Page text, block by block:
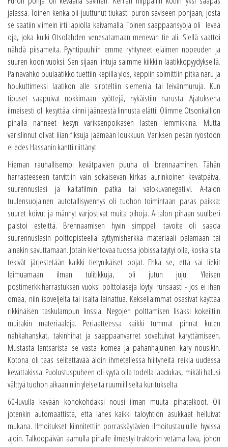
jalassa. Toinen kenkä oli juuttunut tiukasti puron saviseen pohjaan, josta
se saatiin viimein irti lapiolla kaivamalla. Toinen saappaansyöjä oli leveä
oja, joka kulki Otsolahden venesatamaan menevän tie ali. Siellä saattoi
nähdä piisameita. Pyyntipuuhiin emme ryhtyneet eläimen nopeuden ja
suuren koon vuoksi. Sen sijaan lintuja saimme kiikkiin laatikkopyydyksellä.
Painavahko puulaatikko tuettiin kepillä ylös, keppiin solmittiin pitkä naru ja
houkuttimeksi laatikon alle siroteltiin siemeniä tai leivänmuruja. Kun
tipuset saapuivat nokkimaan syöttejä, nykäistiin narusta. Ajatuksena
ilmeisesti oli kesyttää kiinni jääneestä linnusta elätti. Olimme Otsonkallion
pihalla nähneet kesyn variksenpoikasen lasten lemmikkinä. Mutta
varislinnut olivat liian fiksuja jäämään loukkuun. Variksen pesän ryöstöön
ei edes Hassanin kantti riittänyt.
Hieman rauhallisempi kevätpäivien puuha oli brennaaminen. Tähän
harrasteeseen tarvittiin vain sokaisevan kirkas aurinkoinen kevätpäivä,
suurennuslasi ja kaitafilmin pätkä tai valokuvanegatiivi. A-talon
tuulensuojainen autotallisyvennys oli tuohon toimintaan paras paikka:
suuret koivut ja männyt varjostivat muita pihoja. A-talon pihaan suulberi
paistoi esteittä. Brennaamisen hyvin simppeli tavoite oli saada
suurennuslasin polttopisteellä syttymisherkkä materiaali palamaan tai
ainakin savuttamaan. Jotain kiehtovaa tuossa jobissa täytyi olla, koska sitä
tekivät järjestetään kaikki tietynikäiset pojat. Ehkä se, että sai liekit
leimuamaan ilman tulitikkuja, oli jutun juju. Yleisen
postimerkkiharrastuksen vuoksi polttolaseja löytyi runsaasti - jos ei ihan
omaa, niin isoveljeltä tai isältä lainattua. Kekseliäimmät osasivat käyttää
rikkinäisen taskulampun linssiä. Negojen polttamisen lisäksi kokeiltiin
muitakin materiaaleja. Periaatteessa kaikki tummat pinnat kuten
nahkahanskat, takinhihat ja saappaanvarret soveltuivat käryttämiseen.
Mustasta lantsarista se vasta komea ja pahanhajuinen käry nousikin.
Kotona oli taas selitettävää äidin ihmetellessä hiiltyneitä reikiä uudessa
kevättakissa. Puolustuspuheen oli syytä olla todella laadukas, mikäli halusi
välttyä tuohon aikaan niin yleiseltä ruumiilliselta kuritukselta.
60-luvulla kevään kohokohdaksi nousi ilman muuta pihatalkoot. Oli
jotenkin automaattista, että lähes kaikki taloyhtiön asukkaat heiluivat
mukana. Ilmoitukset kiinnitettiin porraskäytävien ilmoitustauluille hyvissä
ajoin. Talkoopäivän aamulla pihalle ilmestyi traktorin vetämä lava, johon